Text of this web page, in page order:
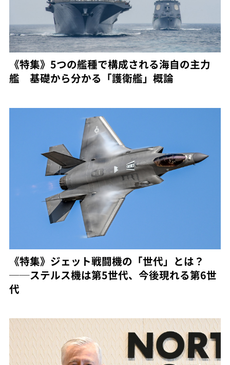
《特集》5つの艦種で構成される海自の主力
艦 基礎から分かる「護衛艦」概論
《特集》ジェット戦闘機の「世代」とは？
──ステルス機は第5世代、今後現れる第6世
代